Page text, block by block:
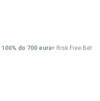
100% do 700 eura+ Risk Free Bet